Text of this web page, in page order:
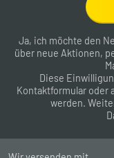
Ja, ich möchte den
über neue Aktionen,
Diese
Kontaktformular oder
werden.